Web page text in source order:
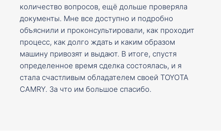
количество вопросов, ещё дольше проверяла
документы. Мне все доступно и подробно
объяснили и проконсультировали, как проходит
процесс, как долго ждать и каким образом
машину привозят и выдают. В итоге, спустя
определенное время сделка состоялась, и я
стала счастливым обладателем своей TOYOTA
CAMRY. За что им большое спасибо.